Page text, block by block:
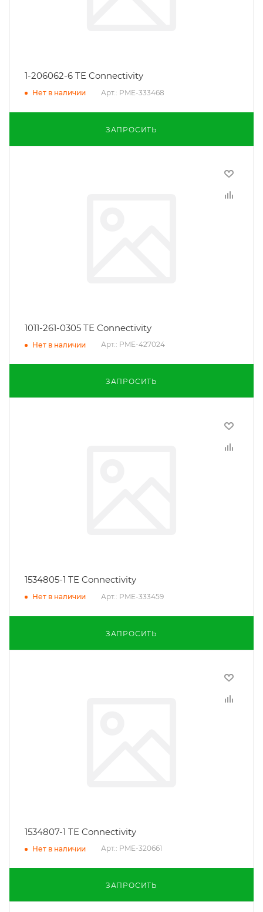
1-206062-6 TE Connectivity
Нет в наличии Арт.: PME-333468
ЗАПРОСИТЬ
1011-261-0305 TE Connectivity
Нет в наличии Арт.: PME-427024
ЗАПРОСИТЬ
1534805-1 TE Connectivity
Нет в наличии Арт.: PME-333459
ЗАПРОСИТЬ
1534807-1 TE Connectivity
Нет в наличии Арт.: PME-320661
ЗАПРОСИТЬ